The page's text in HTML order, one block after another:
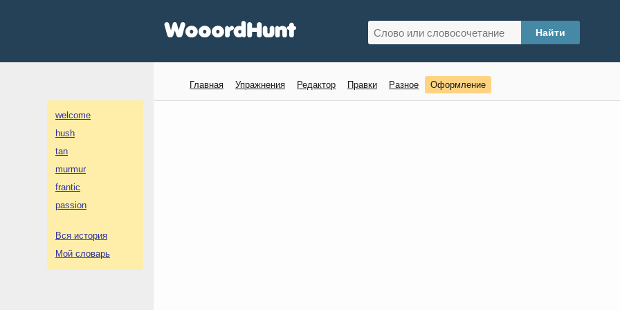
welcome
hush
tan
murmur
frantic
passion
Вся история
Мой словарь
Главная Упражнения Редактор Правки Разное Оформление